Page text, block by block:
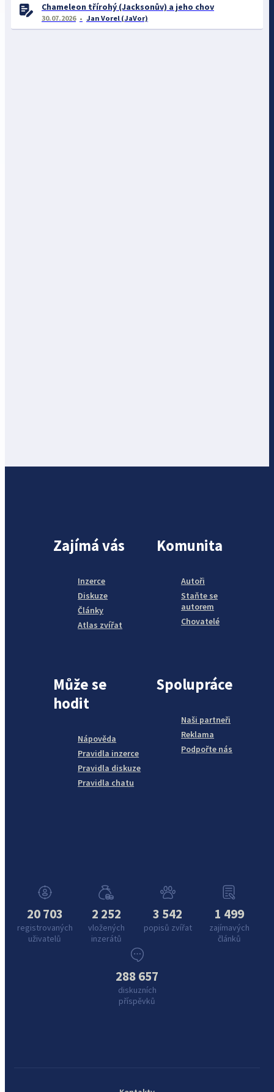
Chameleon třírohý (Jacksonův) a jeho chov
30.07.2026 Jan Vorel (JaVor)
Zajímá vás
Inzerce
Diskuze
Články
Atlas zvířat
Komunita
Autoři
Staňte se
autorem
Chovatelé
Může se
hodit
Nápověda
Pravidla inzerce
Pravidla diskuze
Pravidla chatu
Spolupráce
Naši partneři
Reklama
Podpořte nás
20 703
registrovaných
uživatelů
2 252
vložených
inzerátů
3 542
popisů zvířat
1 499
zajímavých
článků
288 657
diskuzních
příspěvků